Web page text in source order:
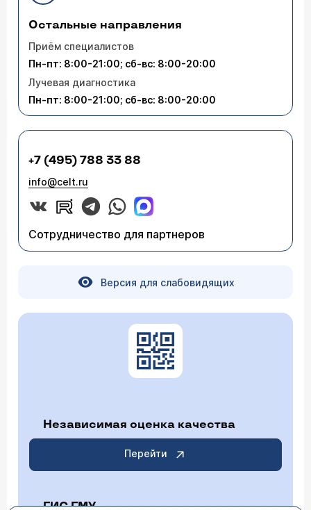
Остальные направления
Приём специалистов
Пн-пт: 8:00-21:00; сб-вс: 8:00-20:00
Лучевая диагностика
Пн-пт: 8:00-21:00; сб-вс: 8:00-20:00
+7 (495) 788 33 88
info@celt.ru
Сотрудничество для партнеров
Версия для слабовидящих
Независимая оценка качества
Перейти
ГИС ГМУ